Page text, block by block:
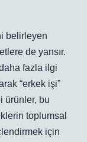
belirleyen
de yansır.
fazla ilgi
“erkek işi”
ürünler, bu
toplumsal
için